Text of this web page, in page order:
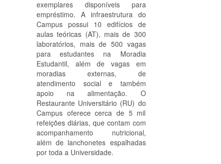
exemplares disponíveis para
empréstimo. A infraestrutura do
Campus possui 10 edifícios de
aulas teóricas (AT), mais de 300
laboratórios, mais de 500 vagas
para estudantes na Moradia
Estudantil, além de vagas em
moradias externas, de
atendimento social e também
apoio na alimentação. O
Restaurante Universitário (RU) do
Campus oferece cerca de 5 mil
refeições diárias, que contam com
acompanhamento nutricional,
além de lanchonetes espalhadas
por toda a Universidade.